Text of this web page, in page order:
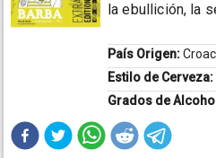
la ebullición, la
País Origen:
Estilo de Cerveza:
Grados de